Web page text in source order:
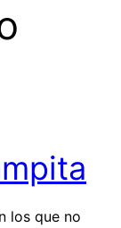
los que no